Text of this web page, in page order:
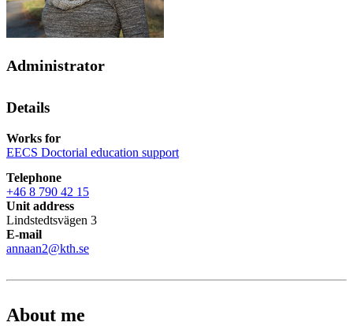
Administrator
Details
Works for
EECS Doctorial education support
Telephone
+46 8 790 42 15
Unit address
Lindstedtsvägen 3
E-mail
annaan2@kth.se
About me